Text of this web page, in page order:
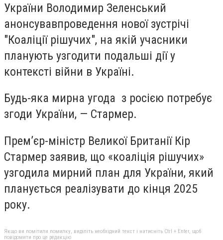
України Володимир Зеленський
анонсувавпроведення нової зустрічі
"Коаліції рішучих", на якій учасники
планують узгодити подальші дії у
контексті війни в Україні.
Будь-яка мирна угода з росією потребує
згоди України, — Стармер.
Прем’єр-міністр Великої Британії Кір
Стармер заявив, що «коаліція рішучих»
узгодила мирний план для України, який
планується реалізувати до кінця 2025
року.
Якщо ви помітили помилку, виділіть необхідний текст і натисніть Ctrl + Enter, щоб
повідомити про це редакцію